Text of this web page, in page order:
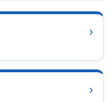
›
›